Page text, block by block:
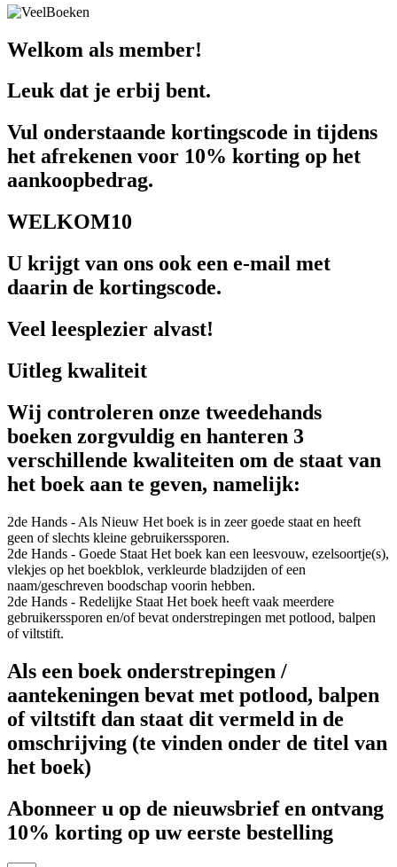
Welkom als member!
Leuk dat je erbij bent.
Vul onderstaande kortingscode in tijdens
het afrekenen voor 10% korting op het
aankoopbedrag.
WELKOM10
U krijgt van ons ook een e-mail met
daarin de kortingscode.
Veel leesplezier alvast!
Uitleg kwaliteit
Wij controleren onze tweedehands
boeken zorgvuldig en hanteren 3
verschillende kwaliteiten om de staat van
het boek aan te geven, namelijk:
2de Hands - Als Nieuw Het boek is in zeer goede staat en heeft
geen of slechts kleine gebruikerssporen.
2de Hands - Goede Staat Het boek kan een leesvouw, ezelsoortje(s),
vlekjes op het boekblok, verkleurde bladzijden of een
naam/geschreven boodschap voorin hebben.
2de Hands - Redelijke Staat Het boek heeft vaak meerdere
gebruikerssporen en/of bevat onderstrepingen met potlood, balpen
of viltstift.
Als een boek onderstrepingen /
aantekeningen bevat met potlood, balpen
of viltstift dan staat dit vermeld in de
omschrijving (te vinden onder de titel van
het boek)
Abonneer u op de nieuwsbrief en ontvang
10% korting op uw eerste bestelling